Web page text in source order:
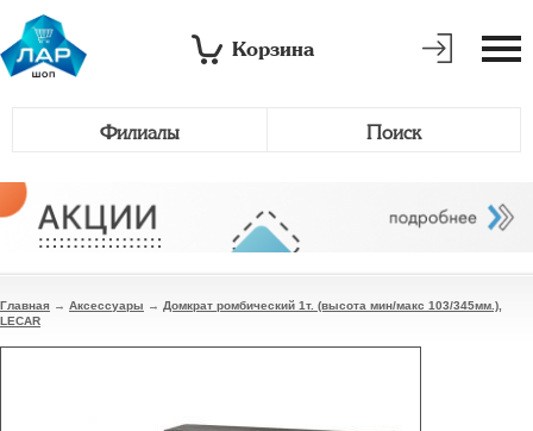
Корзина
Филиалы Поиск
Главная → Аксессуары → Домкрат ромбический 1т. (высота мин/макс 103/345мм.),
LECAR